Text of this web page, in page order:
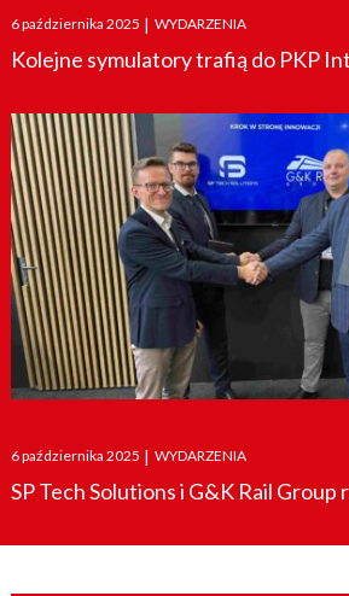
Posted
on
6 października 2025 | WYDARZENIA
Kolejne symulatory trafią do PKP
Posted
on
6 października 2025 | WYDARZENIA
SP Tech Solutions i G&K Rail Group